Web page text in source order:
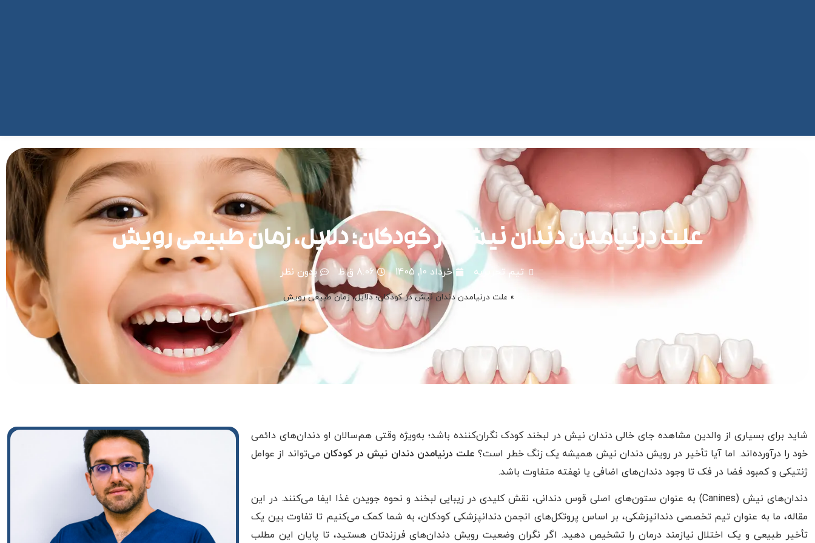
علت درنیامدن دندان نیش در کودکان؛ دلایل، زمان طبیعی رویش
تیم تحریریه خرداد 10, 1405 8:06 ق.ظ بدون نظر
» علت درنیامدن دندان نیش در کودکان؛ دلایل، زمان طبیعی رویش
شاید برای بسیاری از والدین مشاهده جای خالی دندان نیش در لبخند کودک نگران‌کننده باشد؛ به‌ویژه وقتی هم‌سالان او دندان‌های دائمی
خود را درآورده‌اند. اما آیا تأخیر در رویش دندان نیش همیشه یک زنگ خطر است؟ علت درنیامدن دندان نیش در کودکان می‌تواند از عوامل
ژنتیکی و کمبود فضا در فک تا وجود دندان‌های اضافی یا نهفته متفاوت باشد.
دندان‌های نیش (Canines) به عنوان ستون‌های اصلی قوس دندانی، نقش کلیدی در زیبایی لبخند و نحوه جویدن غذا ایفا می‌کنند. در این
مقاله، ما به عنوان تیم تخصصی دندانپزشکی، بر اساس پروتکل‌های انجمن دندانپزشکی کودکان، به شما کمک می‌کنیم تا تفاوت بین یک
تأخیر طبیعی و یک اختلال نیازمند درمان را تشخیص دهید. اگر نگران وضعیت رویش دندان‌های فرزندتان هستید، تا پایان این مطلب